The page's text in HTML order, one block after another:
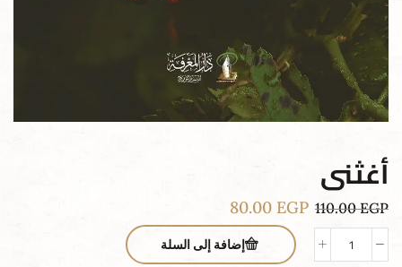
أغثنى
110.00EGP
80.00 EGP
إضافة إلى السلة